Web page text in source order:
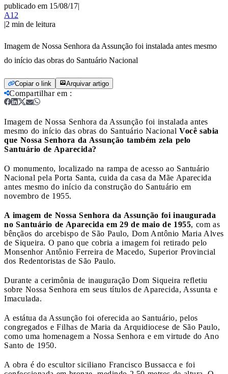
publicado em 15/08/17|
A12
|2 min de leitura
Imagem de Nossa Senhora da Assunção foi instalada antes mesmo
do início das obras do Santuário Nacional
Copiar o link Arquivar artigo
Compartilhar em :
Imagem de Nossa Senhora da Assunção foi instalada antes
mesmo do início das obras do Santuário Nacional Você sabia
que Nossa Senhora da Assunção também zela pelo
Santuário de Aparecida?
O monumento, localizado na rampa de acesso ao Santuário
Nacional pela Porta Santa, cuida da casa da Mãe Aparecida
antes mesmo do início da construção do Santuário em
novembro de 1955.
A imagem de Nossa Senhora da Assunção foi inaugurada
no Santuário de Aparecida em 29 de maio de 1955, com as
bênçãos do arcebispo de São Paulo, Dom Antônio Maria Alves
de Siqueira. O pano que cobria a imagem foi retirado pelo
Monsenhor Antônio Ferreira de Macedo, Superior Provincial
dos Redentoristas de São Paulo.
Durante a cerimônia de inauguração Dom Siqueira refletiu
sobre Nossa Senhora em seus títulos de Aparecida, Assunta e
Imaculada.
A estátua da Assunção foi oferecida ao Santuário, pelos
congregados e Filhas de Maria da Arquidiocese de São Paulo,
como uma homenagem a Nossa Senhora e em virtude do Ano
Santo de 1950.
A obra é do escultor siciliano Francisco Bussacca e foi